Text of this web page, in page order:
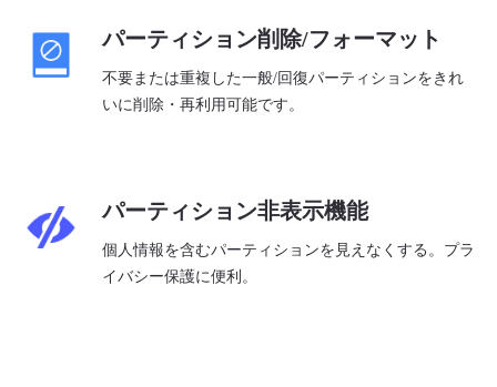
パーティション削除/フォーマット
不要または重複した一般/回復パーティションをきれ
いに削除・再利用可能です。
パーティション非表示機能
個人情報を含むパーティションを見えなくする。プラ
イバシー保護に便利。